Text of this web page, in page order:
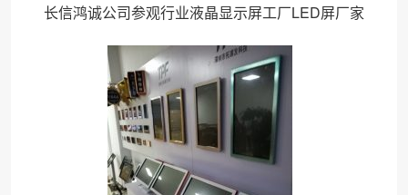
长信鸿诚公司参观行业液晶显示屏工厂LED屏厂家